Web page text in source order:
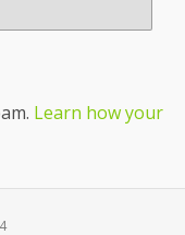
Learn how your